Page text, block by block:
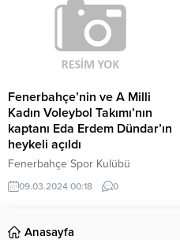
imza atacaklarını belirterek, "Tarihi
dönüşümü Kayhan ve Hisar
bölgesinin tamamına yayacağız.
Fenerbahçe’nin ve A Milli
Kadın Voleybol Takımı’nın
kaptanı Eda Erdem Dündar’ın
heykeli açıldı
Fenerbahçe Spor Kulübü
tarafından yaptırılan
Fenerbahçe'nin ve A Milli Kadın
Erdem Dündar'ın heykeli, 8 Mart
09.03.2024 00:18 0
Anasayfa